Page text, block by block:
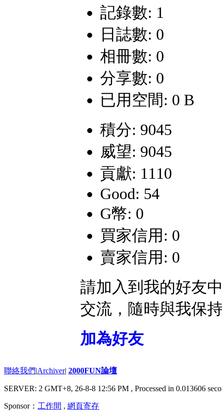
記錄數: 1
日誌數: 0
相冊數: 0
分享數: 0
已用空間: 0 B
積分: 9045
威望: 9045
貢獻: 1110
Good: 54
G幣: 0
買家信用: 0
賣家信用: 0
請加入到我的好友
交流，隨時與我保
加為好友
聯絡我們|Archiver| 2000FUN論壇
SERVER: 2 GMT+8, 26-8-8 12:56 PM , Processed in 0.013606
Sponsor： 工作間 , 網頁寄存